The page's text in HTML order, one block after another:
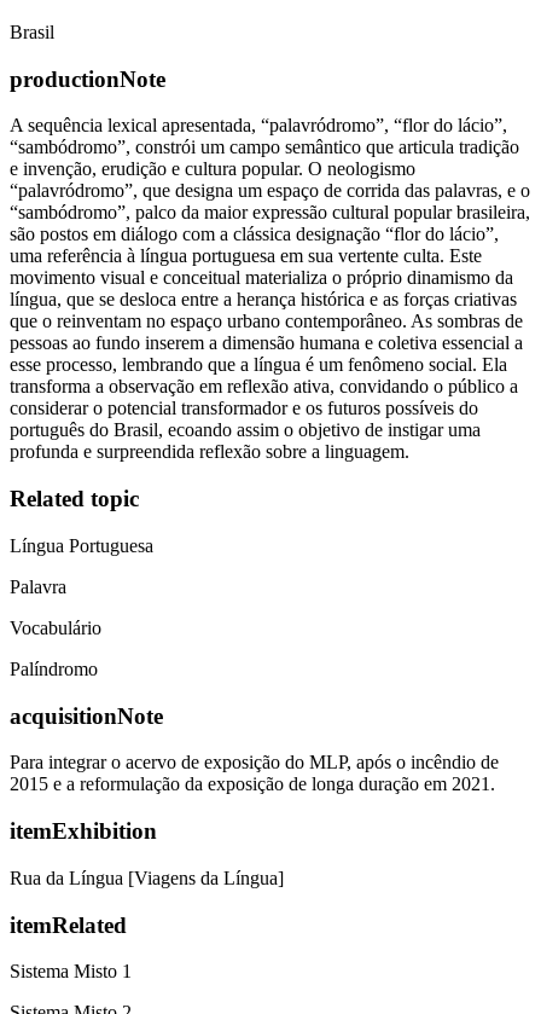
Brasil
productionNote
A sequência lexical apresentada, “palavródromo”, “flor do lácio”,
“sambódromo”, constrói um campo semântico que articula tradição
e invenção, erudição e cultura popular. O neologismo
“palavródromo”, que designa um espaço de corrida das palavras, e o
“sambódromo”, palco da maior expressão cultural popular brasileira,
são postos em diálogo com a clássica designação “flor do lácio”,
uma referência à língua portuguesa em sua vertente culta. Este
movimento visual e conceitual materializa o próprio dinamismo da
língua, que se desloca entre a herança histórica e as forças criativas
que o reinventam no espaço urbano contemporâneo. As sombras de
pessoas ao fundo inserem a dimensão humana e coletiva essencial a
esse processo, lembrando que a língua é um fenômeno social. Ela
transforma a observação em reflexão ativa, convidando o público a
considerar o potencial transformador e os futuros possíveis do
português do Brasil, ecoando assim o objetivo de instigar uma
profunda e surpreendida reflexão sobre a linguagem.
Related topic
Língua Portuguesa
Palavra
Vocabulário
Palíndromo
acquisitionNote
Para integrar o acervo de exposição do MLP, após o incêndio de
2015 e a reformulação da exposição de longa duração em 2021.
itemExhibition
Rua da Língua [Viagens da Língua]
itemRelated
Sistema Misto 1